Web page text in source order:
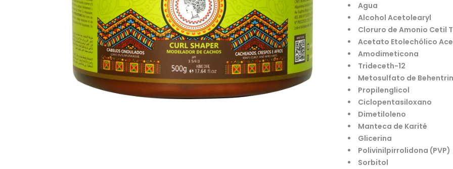
Agua
Alcohol Acetolearyl
Cloruro de Amonio Cetil
Acetato Etolechólico
Amodimeticona
Trideceth-12
Metosulfato de
Propilenglicol
Ciclopentasiloxano
Dimetiloleno
Manteca de Karité
Glicerina
Polivinilpirrolidona (PVP)
Sorbitol